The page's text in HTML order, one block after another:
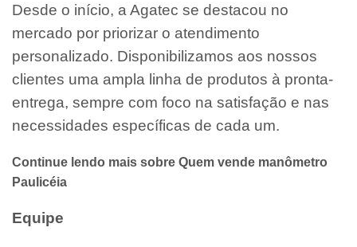
Desde o início, a Agatec se destacou no
mercado por priorizar o atendimento
personalizado. Disponibilizamos aos nossos
clientes uma ampla linha de produtos à pronta-
entrega, sempre com foco na satisfação e nas
necessidades específicas de cada um.
Continue lendo mais sobre Quem vende manômetro
Paulicéia
Equipe